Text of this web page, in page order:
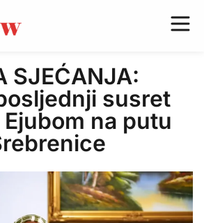
SJEĆANJA:
susret
na putu